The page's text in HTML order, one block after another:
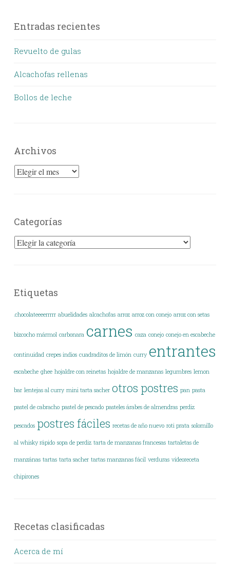
Entradas recientes
Revuelto de gulas
Alcachofas rellenas
Bollos de leche
Archivos
Archivos
Categorías
Categorías
Etiquetas
.chocolateeeerrrrr abuelidades alcachofas arroz arroz con conejo arroz con setas
bizcocho mármol carbonara carnes caza conejo conejo en escabeche
continuidad crepes indios cuadraditos de limón curry entrantes
escabeche ghee hojaldre con reinetas hojaldre de manzanas legumbres lemon
bar lentejas al curry mini tarta sacher otros postres pan pasta
pastel de cabracho pastel de pescado pasteles árabes de almendras perdiz
pescados postres fáciles recetas de año nuevo roti prata solomillo
al whisky rápido sopa de perdiz tarta de manzanas francesas tartaletas de
manzánas tartas tarta sacher tartas manzanas fácil verduras vídeoreceta
chipirones
Recetas clasificadas
Acerca de mí